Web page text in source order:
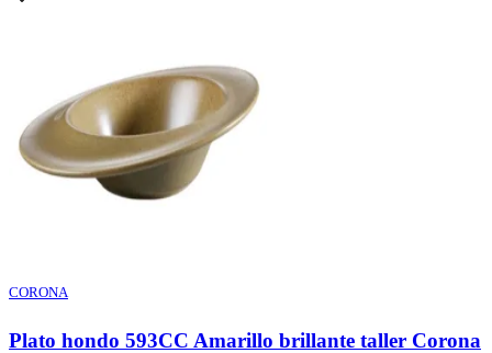
CORONA
Plato hondo 593CC Amarillo brillante taller Corona